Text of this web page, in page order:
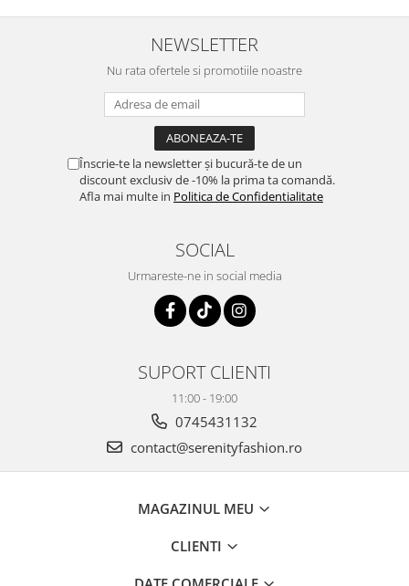
NEWSLETTER
Nu rata ofertele si promotiile noastre
Înscrie-te la newsletter și bucură-te de un
discount exclusiv de -10% la prima ta comandă.
Afla mai multe in Politica de Confidentialitate
SOCIAL
Urmareste-ne in social media
SUPORT CLIENTI
11:00 - 19:00
0745431132
contact@serenityfashion.ro
MAGAZINUL MEU
CLIENTI